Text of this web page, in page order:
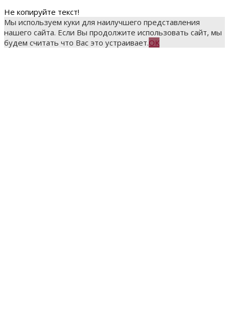
Не копируйте текст!
Мы используем куки для наилучшего представления
нашего сайта. Если Вы продолжите использовать сайт, мы
будем считать что Вас это устраивает.ОК